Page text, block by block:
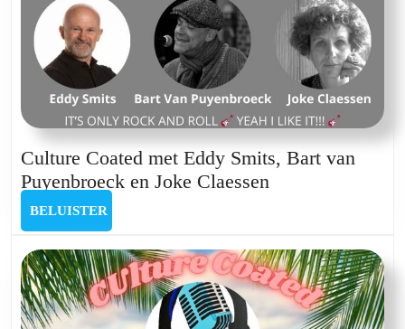
Culture Coated met Eddy Smits, Bart van
Puyenbroeck en Joke Claessen
Eddy
Smits,
Bart
van
BELUISTER